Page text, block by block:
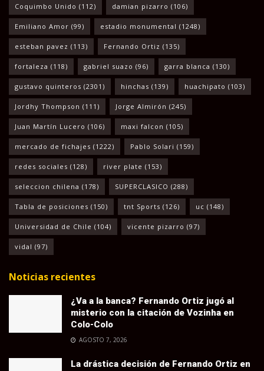
Coquimbo Unido (112) damian pizarro (106)
Emiliano Amor (99) estadio monumental (1248)
esteban pavez (113) Fernando Ortiz (135)
fortaleza (118) gabriel suazo (96) garra blanca (130)
gustavo quinteros (2301) hinchas (139) huachipato (103)
Jordhy Thompson (111) Jorge Almirón (245)
Juan Martín Lucero (106) maxi falcon (105)
mercado de fichajes (1222) Pablo Solari (159)
redes sociales (128) river plate (153)
seleccion chilena (178) SUPERCLASICO (288)
Tabla de posiciones (150) tnt Sports (126) uc (148)
Universidad de Chile (104) vicente pizarro (97)
vidal (97)
Noticias recientes
¿Va a la banca? Fernando Ortiz jugó al
misterio con la citación de Vozinha en
Colo-Colo
AGOSTO 7, 2026
La drástica decisión de Fernando Ortiz en